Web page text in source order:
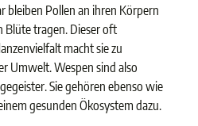
bleiben Pollen an ihren Körpern
Blüte tragen. Dieser oft
macht sie zu
Umwelt. Wespen sind also
Sie gehören ebenso wie
gesunden Ökosystem dazu.